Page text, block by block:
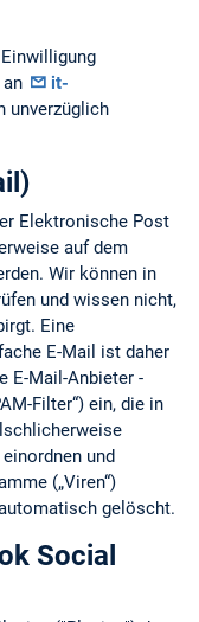
it-
unverzüglich
Elektronische Post
auf dem
Wir können in
und wissen nicht,
Eine
E-Mail ist daher
E-Mail-Anbieter -
Filter“) ein, die in
und
(„Viren“)
gelöscht.
Social